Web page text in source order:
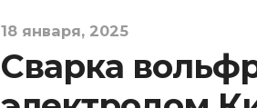
18 января, 2025
Сварка